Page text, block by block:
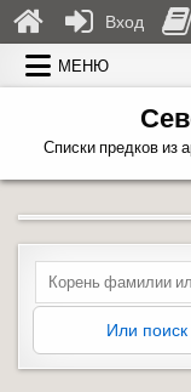
Перейти к содержимому
МЕНЮ
Списки предков из
Search for:
Или
Вход